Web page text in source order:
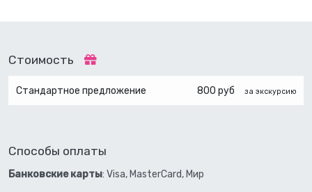
Стоимость
Стандартное предложение 800 руб за экскурсию
Способы оплаты
Банковские карты: Visa, MasterCard, Мир